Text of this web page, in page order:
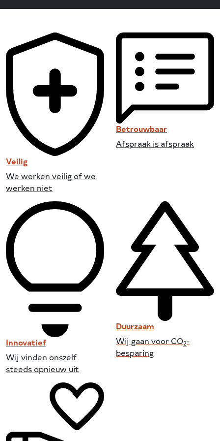
Veilig
We werken veilig of we
werken niet
Betrouwbaar
Afspraak is afspraak
Innovatief
Wij vinden onszelf
steeds opnieuw uit
Duurzaam
Wij gaan voor CO2-
besparing